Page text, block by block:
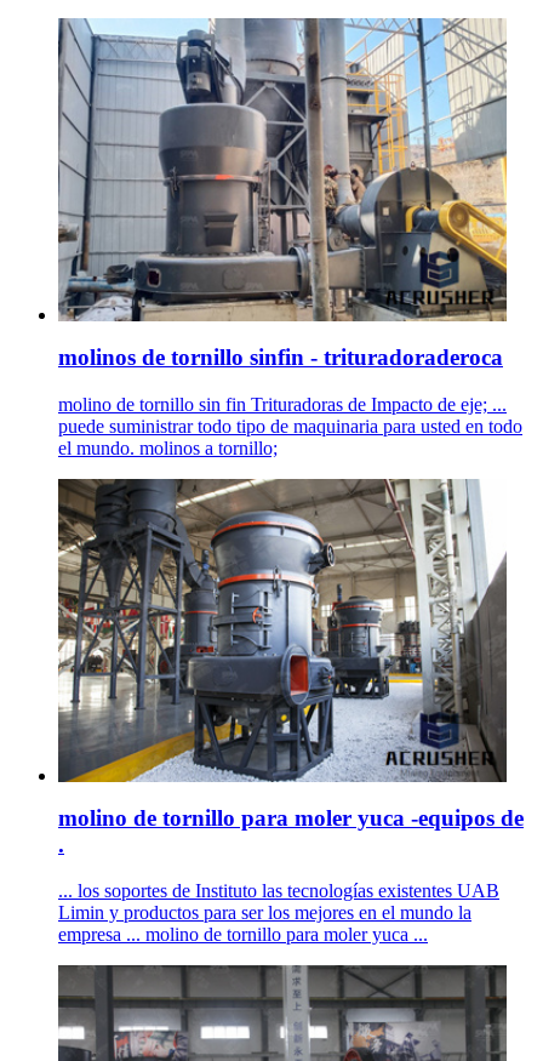
molinos de tornillo sinfin - trituradoraderoca
molino de tornillo sin fin Trituradoras de Impacto de eje; ...
puede suministrar todo tipo de maquinaria para usted en todo
el mundo. molinos a tornillo;
molino de tornillo para moler yuca -equipos de
.
... los soportes de Instituto las tecnologías existentes UAB
Limin y productos para ser los mejores en el mundo la
empresa ... molino de tornillo para moler yuca ...